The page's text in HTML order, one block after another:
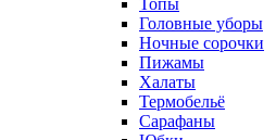
Топы
Головные уборы
Ночные сорочки
Пижамы
Халаты
Термобельё
Сарафаны